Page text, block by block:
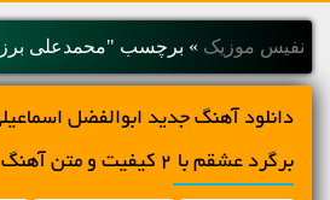
نفیس موزیک » برچسب "محمدعلی
دانلود آهنگ جديد ابوالفضل
برگرد عشقم با 2 کیفیت و متن آهنگ